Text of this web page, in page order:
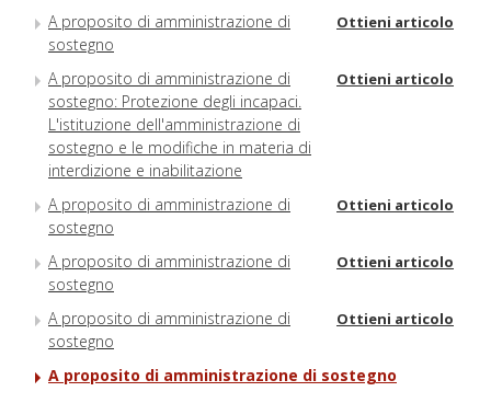
A proposito di amministrazione di
sostegno
Ottieni articolo
A proposito di amministrazione di
sostegno: Protezione degli incapaci.
L'istituzione dell'amministrazione di
sostegno e le modifiche in materia di
interdizione e inabilitazione
Ottieni articolo
A proposito di amministrazione di
sostegno
Ottieni articolo
A proposito di amministrazione di
sostegno
Ottieni articolo
A proposito di amministrazione di
sostegno
Ottieni articolo
A proposito di amministrazione di sostegno